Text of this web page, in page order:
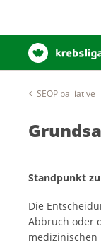
SEOP palliative
Standpunkt
Die
Abbruch oder